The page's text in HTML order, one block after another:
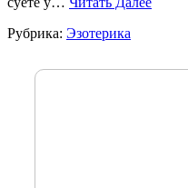
Рубрика: Эзотерика